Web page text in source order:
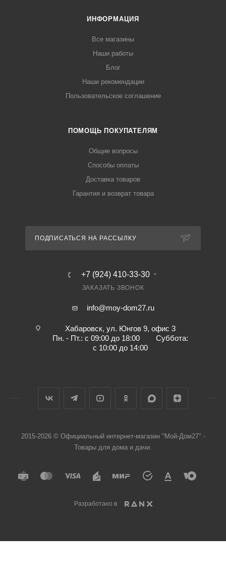
ИНФОРМАЦИЯ
Все магазины
Наши работы
Блог
Наши рекомендации
Пользовательское соглашение
ПОМОЩЬ ПОКУПАТЕЛЯМ
Общие вопросы
Способы оплаты
Доставка товаров
Гарантия и возврат товара
ПОДПИСАТЬСЯ НА РАССЫЛКУ
+7 (924) 410-33-30
ЗАКАЗАТЬ ЗВОНОК
info@moy-dom27.ru
Хабаровск, ул. Юнгов 9, офис 3
Пн. - Пт.: с 09:00 до 18:00 Суббота:
с 10:00 до 14:00
2015-2026 © Официальный интернет-магазин "Мой-Дом27" -
Товары для дома и дачи.
Разработано в